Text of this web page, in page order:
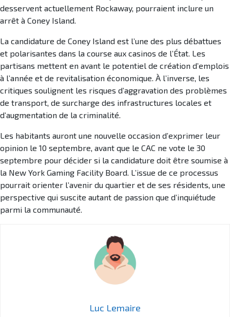
desservent actuellement Rockaway, pourraient inclure un
arrêt à Coney Island.
La candidature de Coney Island est l’une des plus débattues
et polarisantes dans la course aux casinos de l’État. Les
partisans mettent en avant le potentiel de création d’emplois
à l’année et de revitalisation économique. À l’inverse, les
critiques soulignent les risques d’aggravation des problèmes
de transport, de surcharge des infrastructures locales et
d’augmentation de la criminalité.
Les habitants auront une nouvelle occasion d’exprimer leur
opinion le 10 septembre, avant que le CAC ne vote le 30
septembre pour décider si la candidature doit être soumise à
la New York Gaming Facility Board. L’issue de ce processus
pourrait orienter l’avenir du quartier et de ses résidents, une
perspective qui suscite autant de passion que d’inquiétude
parmi la communauté.
Luc Lemaire